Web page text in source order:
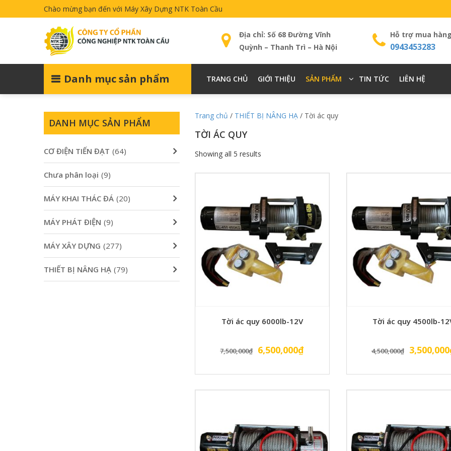
Chào mừng bạn đến với Máy Xây Dựng NTK Toàn Cầu
Địa chỉ: Số 68 Đường Vĩnh
Quỳnh – Thanh Trì – Hà Nội
Hỗ trợ mua hàng
0943453283
Danh mục sản phẩm TRANG CHỦ GIỚI THIỆU SẢN PHẨM TIN TỨC LIÊN HỆ
Trang chủ / THIẾT BỊ NÂNG HẠ / Tời ác quy
TỜI ÁC QUY
Showing all 5 results
Tời ác quy 6000lb-12V
7,500,000₫ Giá
là:
6,500,000₫Giá
tại
Tời ác quy 4500lb-
4,500,000₫
Giá
là:
3,500,000
DANH MỤC SẢN PHẨM
CƠ ĐIỆN TIẾN ĐẠT (64)
Chưa phân loại (9)
MÁY KHAI THÁC ĐÁ (20)
MÁY PHÁT ĐIỆN (9)
MÁY XÂY DỰNG (277)
THIẾT BỊ NÂNG HẠ (79)